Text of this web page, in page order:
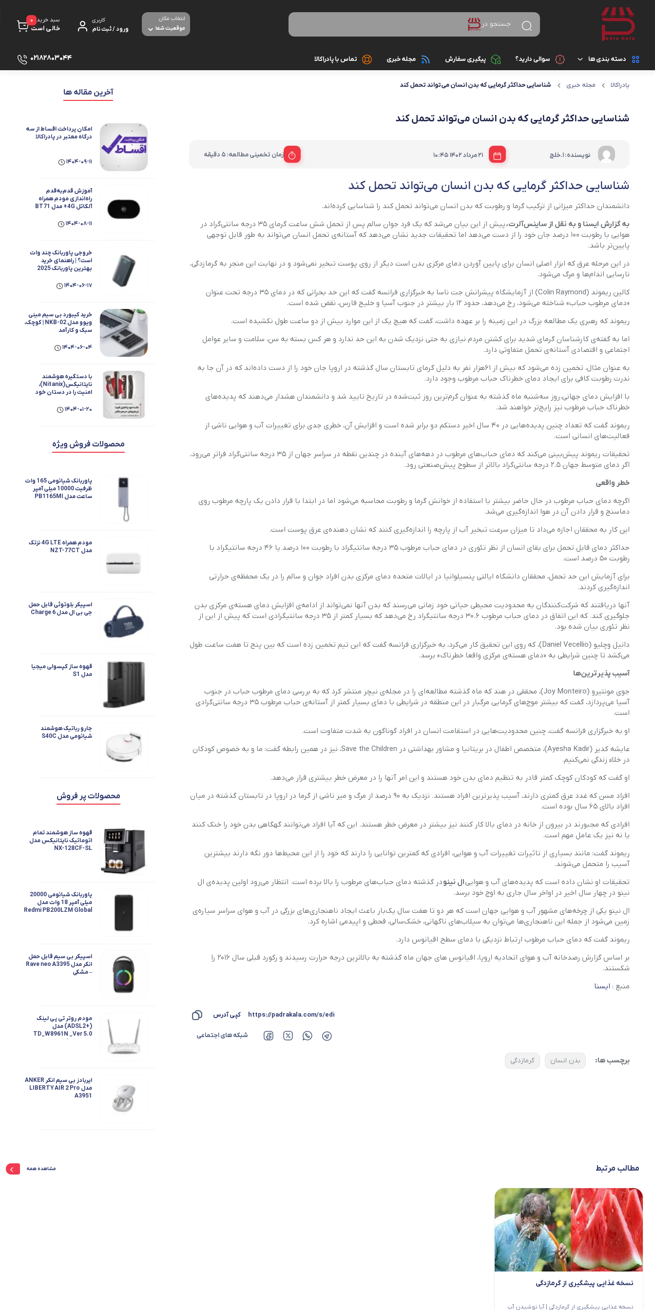
جستجو در موقعیت شما
انتخاب مکان کاربری
ورود / ثبت نام
سبد خرید
خالی است
0
دسته بندی ها
کالای دیجیتال لوازم جانبی گوشی موبایل
هدفون، هدست، هندزفری
تبدیل ها
شارژر موبایل و تبلت
ساعت هوشمند و مچ بند
قاب - کیف و کاور گوشی
محافظ صفحه نمایش گوشی
پک هدیه لوازم جانبی گوشی
گوشی موبایل
کامپیوتر و تجهیزات جانبی
هارد، فلش و SSD
تجهیزات مخصوص بازی
ماشین های اداری
تجهیزات شبکه و ارتباطات
مودم - روتر ADSL
برق و الکترونیک
دوربین های امنیتی و نظارتی
بولت
کتاب، لوازم تحریر و هنر
ورزش و سفر
ابزار آلات و تجهیزات
مد و پوشاک
سوالی دارید؟ پیگیری سفارش مجله خبری تماس با پادراکالا 02182803044
پادراکالا مجله خبری شناسایی حداکثر گرمایی که بدن انسان می‌تواند تحمل کند
شناسایی حداکثر گرمایی که بدن انسان می‌تواند تحمل کند
نویسنده: ا.خلج 21 مرداد 1402 |
10:45 زمان تخمینی مطالعه: 5 دقیقه
شناسایی حداکثر گرمایی که بدن انسان می‌تواند تحمل کند
دانشمندان حداکثر میزانی از ترکیب گرما و رطوبت که بدن انسان می‌تواند تحمل کند را شناسایی کرده‌اند.
به گزارش ایسنا و به نقل از ساینس‌آلرت،
پیش از این بیان می‌شد که یک فرد جوان سالم پس از تحمل شش ساعت گرمای ۳۵ درجه سانتی‌گراد در
هوایی با رطوبت ۱۰۰ درصد جان خود را از دست می‌دهد اما تحقیقات جدید نشان می‌دهد که آستانه‌ی تحمل انسان می‌تواند به طور قابل توجهی
پایین‌تر باشد.
در این مرحله عرق که ابزار اصلی انسان برای پایین آوردن دمای مرکزی بدن است دیگر از روی پوست تبخیر نمی‌شود و در نهایت این منجر به گرمازدگی،
نارسایی اندام‌ها و مرگ می‌شود.
کالین ریموند (Colin Raymond) از آزمایشگاه پیشرانش جت ناسا به خبرگزاری فرانسه گفت که این حد بحرانی که در دمای ۳۵ درجه تحت عنوان
«دمای مرطوب حباب» شناخته می‌شود، رخ می‌دهد، حدود ۱۲ بار بیشتر در جنوب آسیا و خلیج فارس، نقض شده است.
ریموند که رهبری یک مطالعه بزرگ در این زمینه را بر عهده داشت، گفت که هیچ یک از این موارد بیش از دو ساعت طول نکشیده است.
اما به گفته‌ی کارشناسان گرمای شدید برای کشتن مردم نیازی به حتی نزدیک شدن به این حد ندارد و هر کس بسته به سن، سلامت و سایر عوامل
اجتماعی و اقتصادی آستانه‌ی تحمل متفاوتی دارد.
به عنوان مثال، تخمین زده می‌شود که بیش از ۶۱هزار نفر به دلیل گرمای تابستان سال گذشته در اروپا جان خود را از دست داده‌اند که در آن جا به
ندرت رطوبت کافی برای ایجاد دمای خطرناک حباب مرطوب وجود دارد.
با افزایش دمای جهانی، روز سه‌شنبه ماه گذشته به عنوان گرم‌ترین روز ثبت‌شده در تاریخ تایید شد و دانشمندان هشدار می‌دهند که پدیده‌های
خطرناک حباب مرطوب نیز رایج‌تر خواهند شد.
ریموند گفت که تعداد چنین پدیده‌هایی در ۴۰ سال اخیر دستکم دو برابر شده است و افزایش آن، خطری جدی برای تغییرات آب و هوایی ناشی از
فعالیت‌های انسانی است.
تحقیقات ریموند پیش‌بینی می‌کند که دمای حباب‌های مرطوب در دهه‌های آینده در چندین نقطه در سراسر جهان از ۳۵ درجه سانتی‌گراد فراتر می‌رود،
اگر دمای متوسط جهان ۲.۵ درجه سانتی‌گراد بالاتر از سطوح پیش‌صنعتی رود.
خطر واقعی
اگرچه دمای حباب مرطوب در حال حاضر بیشتر با استفاده از خوانش گرما و رطوبت محاسبه می‌شود اما در ابتدا با قرار دادن یک پارچه مرطوب روی
دماسنج و قرار دادن آن در هوا اندازه‌گیری می‌شد.
این کار به محققان اجازه می‌داد تا میزان سرعت تبخیر آب از پارچه را اندازه‌گیری کنند که نشان دهنده‌ی عرق پوست است.
حداکثر دمای قابل تحمل برای بقای انسان از نظر تئوری در دمای حباب مرطوب ۳۵ درجه سانتیگراد با رطوبت ۱۰۰ درصد یا ۴۶ درجه سانتیگراد با
رطوبت ۵۰ درصد است.
برای آزمایش این حد تحمل، محققان دانشگاه ایالتی پنسیلوانیا در ایالات متحده دمای مرکزی بدن افراد جوان و سالم را در یک محفظه‌ی حرارتی
اندازه‌گیری کردند.
آنها دریافتند که شرکت‌کنندگان به محدودیت محیطی حیاتی خود زمانی می‌رسند که بدن آنها نمی‌تواند از ادامه‌ی افزایش دمای هسته‌ی مرکزی بدن
جلوگیری کند. که این اتفاق در دمای حباب مرطوب ۳۰.۶ درجه سانتیگراد رخ می‌دهد که بسیار کمتر از ۳۵ درجه سانتیگرادی است که پیش از این از
نظر تئوری بیان شده بود.
دانیل وچلیو (Daniel Vecellio)، که روی این تحقیق کار می‌کرد، به خبرگزاری فرانسه گفت که این تیم تخمین زده است که بین پنج تا هفت ساعت طول
می‌کشد تا چنین شرایطی به «دمای هسته‌ی مرکزی واقعا خطرناک» برسد.
آسیب پذیرترین‌ها
جوی مونتیرو (Joy Monteiro)، محققی در هند که ماه گذشته مطالعه‌ای را در مجله‌ی نیچر منتشر کرد که به بررسی دمای مرطوب حباب‌ در جنوب
آسیا می‌پردازد، گفت که بیشتر موج‌های گرمایی مرگبار در این منطقه در شرایطی با دمای بسیار کمتر از آستانه‌ی حباب مرطوب ۳۵ درجه سانتی‌گرادی
است.
او به خبرگزاری فرانسه گفت، چنین محدودیت‌هایی در استقامت انسان در افراد گوناگون به شدت متفاوت است.
عایشه کدیر (Ayesha Kadir)، متخصص اطفال در بریتانیا و مشاور بهداشتی در Save the Children، نیز در همین رابطه گفت: ما و به خصوص کودکان
در خلاء زندگی نمی‌کنیم.
او گفت که کودکان کوچک کمتر قادر به تنظیم دمای بدن خود هستند و این امر آنها را در معرض خطر بیشتری قرار می‌دهد.
افراد مسن که غدد عرق کمتری دارند، آسیب پذیرترین افراد هستند. نزدیک به ۹۰ درصد از مرگ و میر ناشی از گرما در اروپا در تابستان گذشته در میان
افراد بالای ۶۵ سال بوده است.
افرادی که مجبورند در بیرون از خانه در دمای بالا کار کنند نیز بیشتر در معرض خطر هستند. این که آیا افراد می‌توانند گهگاهی بدن خود را خنک کنند
یا نه نیز یک عامل مهم است.
ریموند گفت: مانند بسیاری از تاثیرات تغییرات آب و هوایی، افرادی که کمترین توانایی را دارند که خود را از این محیط‌ها دور نگه دارند بیشترین
آسیب را متحمل می‌شوند.
تحقیقات او نشان داده است که پدیده‌های آب و هواییال نینودر گذشته دمای حباب‌های مرطوب را بالا برده است. انتظار می‌رود اولین پدیده‌ی ال
نینو در چهار سال اخیر در اواخر سال جاری به اوج خود برسد.
ال‌ نینو یکی از چرخه‌های مشهور آب و هوایی جهان است که هر دو تا هفت سال یک‌بار باعث ایجاد ناهنجاری‌های بزرگی در آب و هوای سراسر سیاره‌ی
زمین می‌شود از جمله این ناهنجاری‌ها می‌توان به سیلاب‌های ناگهانی، خشک‌سالی، قحطی و اپیدمی اشاره کرد.
ریموند گفت که دمای حباب مرطوب ارتباط نزدیکی با دمای سطح اقیانوس دارد.
بر اساس گزارش رصدخانه آب و هوای اتحادیه اروپا، اقیانوس های جهان ماه گذشته به بالاترین درجه حرارت رسیدند و رکورد قبلی سال ۲۰۱۶ را
شکستند.
منبع : ایسنا
https://padrakala.com/s/edi کپی آدرس
شبکه های اجتماعی
برچسب ها: بدن انسان گرمازدگی
آخرین مقاله ها
امکان پرداخت اقساط از سه
درگاه معتبر در پادراکالا
1404-09-11
آموزش قدم‌به‌قدم
راه‌اندازی مودم همراه
آلکاتل 4G+ مدل BT71
1404-08-11
خروجی پاوربانک چند وات
است؟ | راهنمای خرید
بهترین پاوربانک 2025
1404-06-17
خرید کیبورد بی سیم مینی
ویوو مدل NKB-02 | کوچک،
سبک و کارآمد
1404-06-04
با دستگیره هوشمند
نایتانیکس(Nitanix)،
امنیت را در دستان خود
1404-01-20
محصولات فروش ویژه
پاوربانک شیائومی 165 وات
ظرفیت 10000 میلی آمپر
ساعت مدل PB1165MI
مودم همراه 4G LTE نزتک
مدل NZT-77CT
اسپیکر بلوتوثی قابل حمل
جی بی ال مدل Charge 6
قهوه ساز کپسولی میجیا
مدل S1
جارو رباتیک هوشمند
شیائومی مدل S40C
محصولات پر فروش
قهوه ساز هوشمند تمام
اتوماتیک نایتانیکس مدل
NX-128CF-SL
پاوربانک شیائومی 20000
میلی آمپر 18 وات مدل
Redmi PB200LZM Global
اسپیکر بی سیم قابل حمل
انکر مدل Rave neo A3395
– مشکی
مودم روتر تی پی لینک
(+ADSL2) مدل
TD_W8961N _Ver 5.0
ایربادز بی سیم انکر ANKER
مدل LIBERTY AIR 2 Pro
A3951
مطالب مرتبط مشاهده همه
نسخه غذایی پیشگیری از گرمازدگی
نسخه غذایی پیشگیری از گرمازدگی | آیا نوشیدن آب